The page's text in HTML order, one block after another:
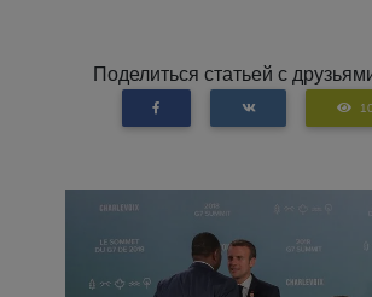
Поделиться статьей с